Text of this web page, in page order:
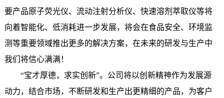
要产品原子荧光仪、流动注射分析仪、快速溶剂萃取仪等将
向着智能化、低消耗进一步发展，将会在食品安全、环境监
测等重要领域推出更多的解决方案，在未来的研发与生产中
我们将信心满满！
“宝才厚德，求实创新”。公司将以创新精神作为发展源
动力，结合市场，不断研发和生产出更精细的产品，为客户